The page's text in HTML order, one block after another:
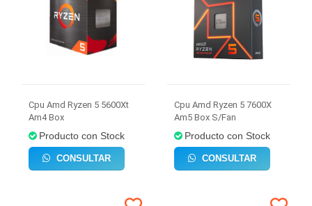
Cpu Amd Ryzen 5 5600Xt
Am4 Box
Producto con Stock
CONSULTAR
Cpu Amd Ryzen 5 7600X
Am5 Box S/Fan
Producto con Stock
CONSULTAR